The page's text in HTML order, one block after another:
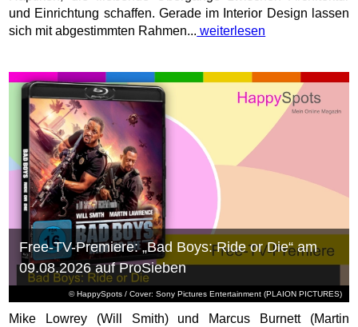
und Einrichtung schaffen. Gerade im Interior Design lassen
sich mit abgestimmten Rahmen... weiterlesen
© HappySpots / Cover: Sony Pictures Entertainment (PLAION PICTURES)
Free-TV-Premiere: „Bad Boys: Ride or Die“ am
09.08.2026 auf ProSieben
Mike Lowrey (Will Smith) und Marcus Burnett (Martin